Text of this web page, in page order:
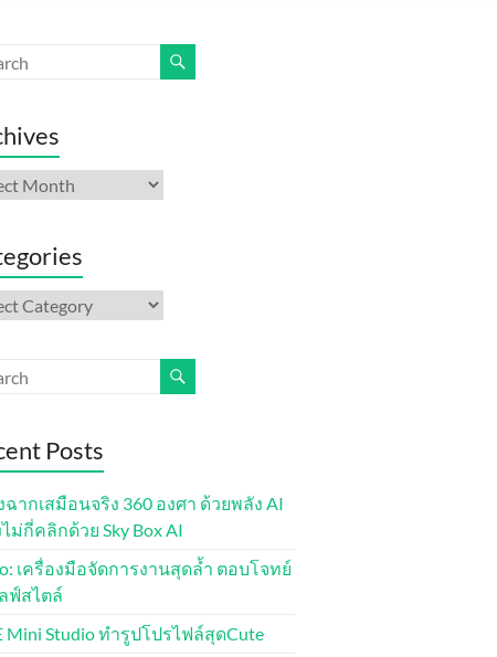
Posts
ฉากเสมือนจริง 360 องศา ด้วยพลัง AI
ไม่กี่คลิกด้วย Sky Box AI
เครื่องมือจัดการงานสุดล้ำ ตอบโจทย์
ฟ์สไตล์
Mini Studio ทำรูปโปรไฟล์สุดCute